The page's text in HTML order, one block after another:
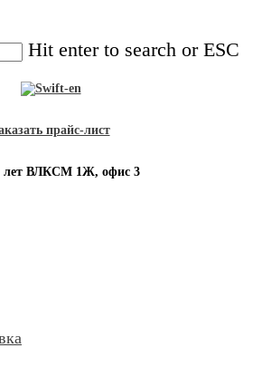
Hit enter to search or ESC
прайс-лист
лет ВЛКСМ 1Ж, офис 3